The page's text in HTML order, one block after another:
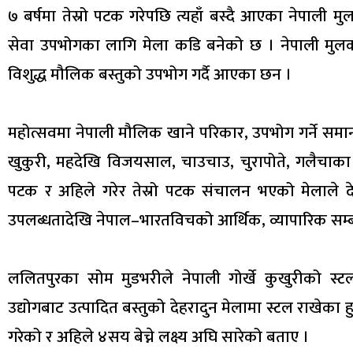
७ बर्षमा तेस्रो पटक गरेपछि त्यहाँ बस्दै आएका नेपाली
सेवा उपभोगका लागि मेला कडि बनेको छ । नेपाली
विशुद्ध मौलिक बस्तुको उपभोग गर्दै आएका छन ।
महोत्सवमा नेपाली मौलिक खाने परिकार, उपभोग गर्ने
खुकुरी, महदेखि विजयसाल, चाउचाउ, चुरापोते,
पटक र अहिले गरेर तेस्रो पटक संचालन भएको मेलाले
उपलब्धतादेखि नेपाल–भारतविचको आर्थिक, व्यापारिक
ललितपुरका सोम मुडभरीले नेपाली गोर्खे कुखुरीको
उद्योगबाट उत्पादित बस्तुको देहरादुन मेलामा स्टल
गरेको र अहिले ४सय बेच्ने लक्ष्य अघि सारेको बताए ।